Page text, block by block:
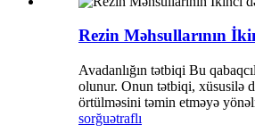
Rezin Məhsullarının
Avadanlığın tətbiqi Bu
olunur. Onun tətbiqi, xüsusilə
örtülməsini təmin etməyə
sorğuətraflı